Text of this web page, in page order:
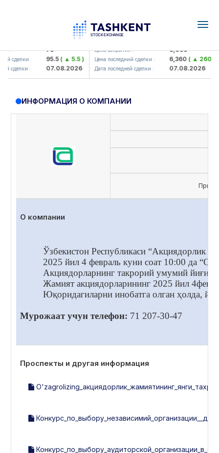
: 79
сделки : 95.5( ▲ 5.5 )
сделки : 07.08.2026
UZMK (<O'zmetkombinat> AJ)
Цена закрытия : 6,099
Цена последний сделки : 6,360( ▲ 260.04 )
Дата последней сделки : 07.08.2026
ИНФОРМАЦИЯ О КОМПАНИИ
О компании
Ўзбекистон Республикаси “Акциядорлик
2025 йил 4 февраль куни соат 10:00 да
Акциядорларнинг такрорий умумий
Жамият акциядорларининг 2025 йил
Юқоридагиларни инобатга олган ҳолда,
Мурожаат учун телефон: 71 207-30-47
Проспекты и другая информация